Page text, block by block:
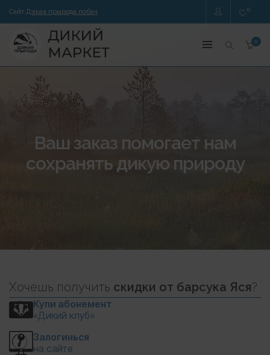
Сайт Дзікая прырода побач 0
0
Ваш заказ помогает нам
сохранять дикую природу
Хочешь получить скидки от барсука Яся?
Купи абонемент
«Дикий клуб»
Залогинься
на сайте